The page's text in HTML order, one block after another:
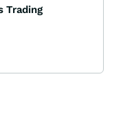
Trading